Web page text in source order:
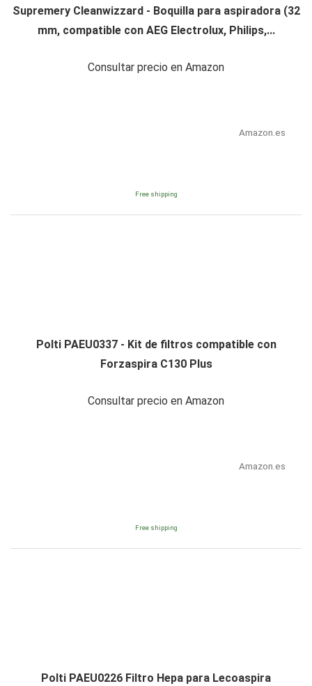
Supremery Cleanwizzard - Boquilla para aspiradora (32
mm, compatible con AEG Electrolux, Philips,...
Consultar precio en Amazon
Amazon.es
Free shipping
Polti PAEU0337 - Kit de filtros compatible con
Forzaspira C130 Plus
Consultar precio en Amazon
Amazon.es
Free shipping
Polti PAEU0226 Filtro Hepa para Lecoaspira